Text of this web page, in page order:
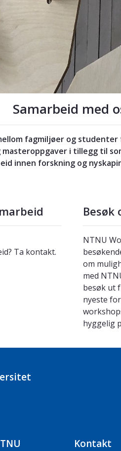
Samarbeid med
fagmiljøer og
i tillegg til
innen forskning og
Ta kontakt.
Besøk
NTNU
om
med
besøk ut
nyeste
hyggelig
Kontakt